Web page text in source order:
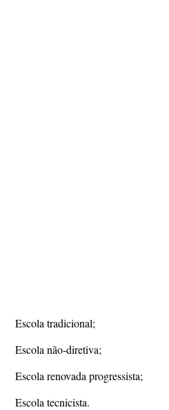
Escola tradicional;
Escola não-diretiva;
Escola renovada progressista;
Escola tecnicista.